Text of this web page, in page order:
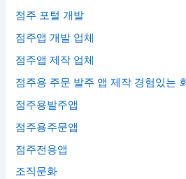
점주 포털 개발
점주앱 개발 업체
점주앱 제작 업체
점주용 주문 발주 앱 제작 경험있는
점주용발주앱
점주용주문앱
점주전용앱
조직문화